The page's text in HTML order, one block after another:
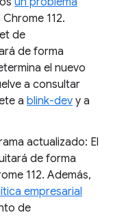
112.
de
de forma
el nuevo
a consultar
a blink-dev y a
actualizado: El
de forma
112. Además,
empresarial
de